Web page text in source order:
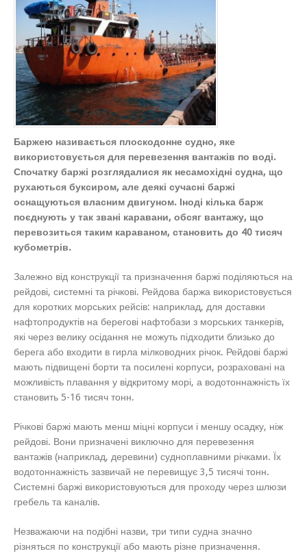
Баржею називається плоскодонне судно, яке
використовується для перевезення вантажів по воді.
Спочатку баржі розглядалися як несамохідні судна, що
рухаються буксиром, але деякі сучасні баржі
оснащуються власним двигуном. Іноді кілька барж
поєднують у так звані каравани, обсяг вантажу, що
перевозиться таким караваном, становить до 40 тисяч
кубометрів.
Залежно від конструкції та призначення баржі поділяються на
рейдові, системні та річкові. Рейдова баржа використовується
для коротких морських рейсів: наприклад, для доставки
нафтопродуктів на берегові нафтобази з морських танкерів,
які через велику осідання не можуть підходити близько до
берега або входити в гирла мілководних річок. Рейдові баржі
мають підвищені борти та посилені корпуси, розраховані на
можливість плавання у відкритому морі, а водотоннажність їх
становить 5-16 тисяч тонн.
Річкові баржі мають менш міцні корпуси і меншу осадку, ніж
рейдові. Вони призначені виключно для перевезення
вантажів (наприклад, деревини) судноплавними річками. Їх
водотоннажність зазвичай не перевищує 3,5 тисячі тонн.
Системні баржі використовуються для проходу через шлюзи
гребель та каналів.
Незважаючи на подібні назви, три типи судна значно
різняться по конструкції або мають різне призначення.